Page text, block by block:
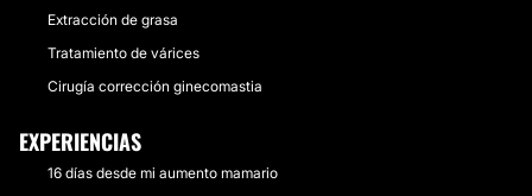
Extracción de grasa
Tratamiento de várices
Cirugía corrección ginecomastia
EXPERIENCIAS
16 días desde mi aumento mamario